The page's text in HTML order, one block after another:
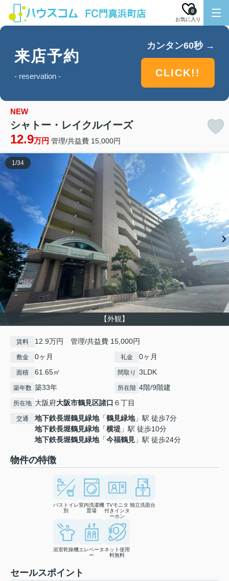
お気に入り
0
来店予約
- reservation -
カンタン60秒 →
CLICK!!
NEW
シャトー・レイクルイーズ
12.9万円 管理/共益費 15,000円
【外観】
1/34
賃料 12.9万円 管理/共益費 15,000円
敷金 0ヶ月 礼金 0ヶ月
面積 61.65㎡ 間取り 3LDK
築年数 築33年 所在階 4階/9階建
所在地 大阪府大阪市鶴見区諸口 ６丁目
交通 地下鉄長堀鶴見緑地「鶴見緑地」駅 徒歩7分
地下鉄長堀鶴見緑地「横堤 」駅 徒歩10分
地下鉄長堀鶴見緑地「今福鶴見 」駅 徒歩24分
物件の特徴
バストイレ
別
室内洗濯機
置場
TVモニタ
付きインタ
ーホン
独立洗面台
浴室乾燥機エレベータ
ー
ネット使用
料無料
セールスポイント